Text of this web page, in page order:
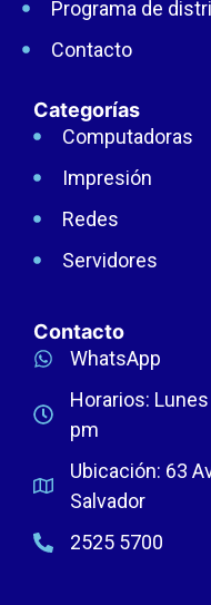
Programa de
Contacto
Categorías
Computadoras
Impresión
Redes
Servidores
Contacto
WhatsApp
Horarios:
pm
Ubicación: 63
Salvador
2525 5700